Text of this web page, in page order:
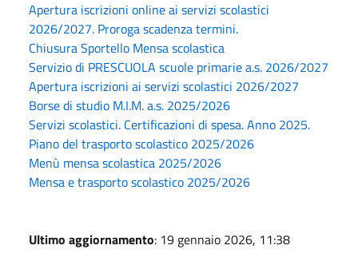
Apertura iscrizioni online ai servizi scolastici
2026/2027. Proroga scadenza termini.
Chiusura Sportello Mensa scolastica
Servizio di PRESCUOLA scuole primarie a.s. 2026/2027
Apertura iscrizioni ai servizi scolastici 2026/2027
Borse di studio M.I.M. a.s. 2025/2026
Servizi scolastici. Certificazioni di spesa. Anno 2025.
Piano del trasporto scolastico 2025/2026
Menù mensa scolastica 2025/2026
Mensa e trasporto scolastico 2025/2026
Ultimo aggiornamento: 19 gennaio 2026, 11:38